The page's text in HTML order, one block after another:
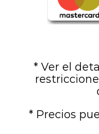
* Ver el
* Precios